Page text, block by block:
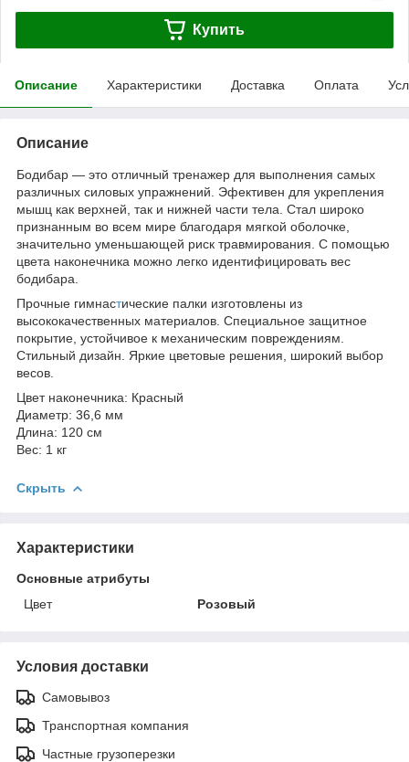
Купить
Описание Характеристики Доставка Оплата
Описание
Бодибар — это отличный тренажер для выполнения самых
различных силовых упражнений. Эфективен для укрепления
мышц как верхней, так и нижней части тела. Стал широко
признанным во всем мире благодаря мягкой оболочке,
значительно уменьшающей риск травмирования. С помощью
цвета наконечника можно легко идентифицировать вес
бодибара.
Прочные гимнастические палки изготовлены из
высококачественных материалов. Специальное защитное
покрытие, устойчивое к механическим повреждениям.
Стильный дизайн. Яркие цветовые решения, широкий выбор
весов.
Цвет наконечника: Красный
Диаметр: 36,6 мм
Длина: 120 см
Вес: 1 кг
Скрыть
Характеристики
Основные атрибуты
Цвет
Розовый
Условия доставки
Самовывоз
Транспортная компания
Частные грузоперезки